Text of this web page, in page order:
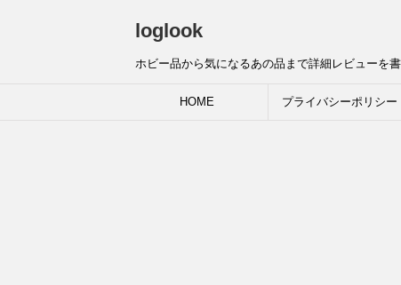
loglook
ホビー品から気になるあの品まで詳細レビューを
HOME プライバシーポリシー